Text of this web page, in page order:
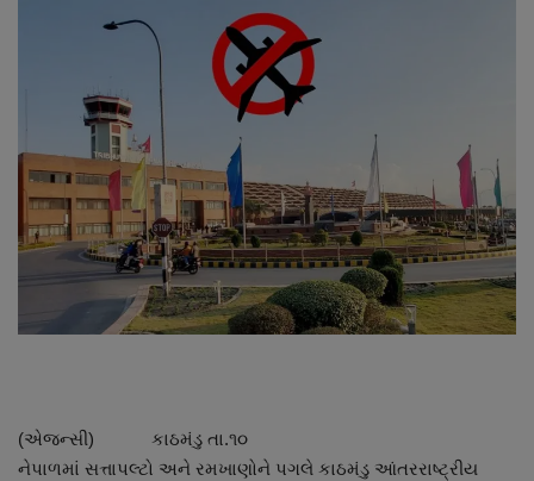
About Author
Dipotsav Special
આંતરરાષ્ટ્રીય
રાષ્ટ્રીય
ગુજરાત
Support US
(એજન્સી) કાઠમંડુ તા.૧૦
નેપાળમાં સત્તાપલ્ટો અને રમખાણોને પગલે કાઠમંડુ આંતરરાષ્ટ્રીય